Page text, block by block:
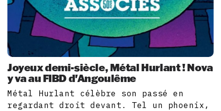
Joyeux demi-siècle, Métal Hurlant ! Nova
y va au FIBD d'Angoulême
Métal Hurlant célèbre son passé en
regardant droit devant. Tel un phoenix,